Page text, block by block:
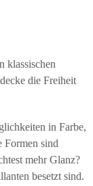
klassischen
die Freiheit
in Farbe,
Formen sind
mehr Glanz?
besetzt sind.